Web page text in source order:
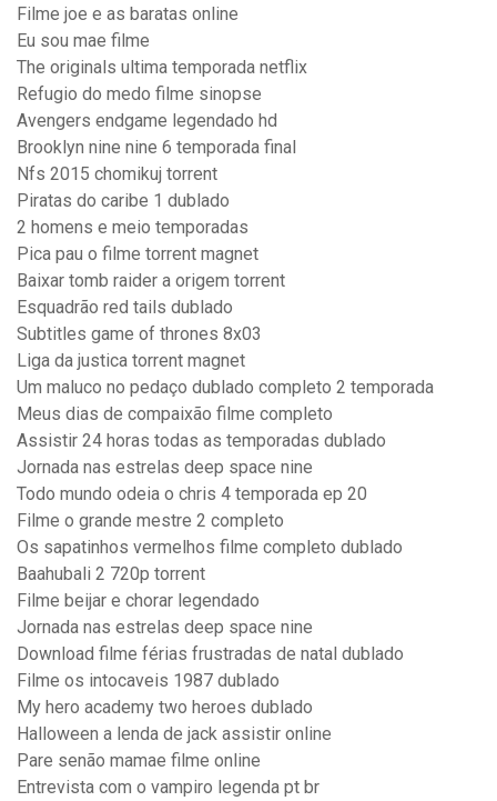
Filme joe e as baratas online
Eu sou mae filme
The originals ultima temporada netflix
Refugio do medo filme sinopse
Avengers endgame legendado hd
Brooklyn nine nine 6 temporada final
Nfs 2015 chomikuj torrent
Piratas do caribe 1 dublado
2 homens e meio temporadas
Pica pau o filme torrent magnet
Baixar tomb raider a origem torrent
Esquadrão red tails dublado
Subtitles game of thrones 8x03
Liga da justica torrent magnet
Um maluco no pedaço dublado completo 2 temporada
Meus dias de compaixão filme completo
Assistir 24 horas todas as temporadas dublado
Jornada nas estrelas deep space nine
Todo mundo odeia o chris 4 temporada ep 20
Filme o grande mestre 2 completo
Os sapatinhos vermelhos filme completo dublado
Baahubali 2 720p torrent
Filme beijar e chorar legendado
Jornada nas estrelas deep space nine
Download filme férias frustradas de natal dublado
Filme os intocaveis 1987 dublado
My hero academy two heroes dublado
Halloween a lenda de jack assistir online
Pare senão mamae filme online
Entrevista com o vampiro legenda pt br